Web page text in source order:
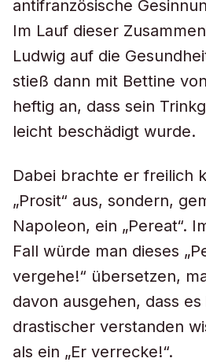
antifranzösische
Im Lauf dieser
Ludwig auf die
stieß dann mit Bettine
heftig an, dass sein
leicht beschädigt wurde.
Dabei brachte er freilich
„Prosit“ aus, sondern,
Napoleon, ein „Pereat“.
Fall würde man dieses
vergehe!“ übersetzen,
davon ausgehen, dass es
drastischer verstanden
als ein „Er verrecke!“.